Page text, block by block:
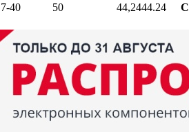
7-40 50 44,2444.24